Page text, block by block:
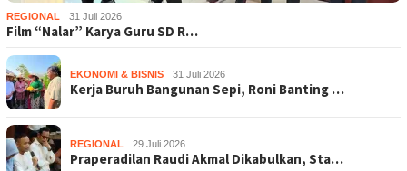
REGIONAL 31 Juli 2026
Film “Nalar” Karya Guru SD R…
EKONOMI & BISNIS 31 Juli 2026
Kerja Buruh Bangunan Sepi, Roni Banting …
REGIONAL 29 Juli 2026
Praperadilan Raudi Akmal Dikabulkan, Sta…